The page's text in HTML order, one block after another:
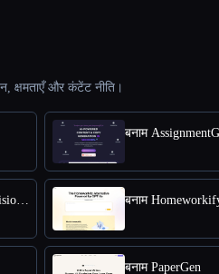
क्षमताएँ और कंटेंट नीति।
बनाम
बनाम AI Homework Helper - Apex Vision AI
बनाम PaperGen